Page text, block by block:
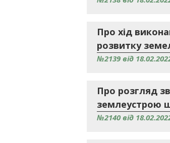
Про хід
розвитку
№2139 від
Про розгляд
землеустрою
№2140 від